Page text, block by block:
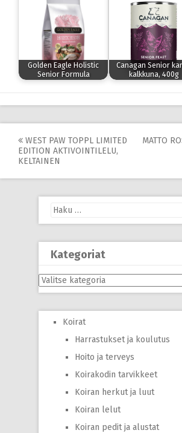
Golden Eagle Holistic
Senior Formula
Canagan Senior
kalkkuna, 400g
Post
navigation
WEST PAW TOPPL LIMITED
EDITION AKTIVOINTILELU,
KELTAINEN
MATTO
Haku:
Kategoriat
Kategoriat
Koirat
Harrastukset ja koulutus
Hoito ja terveys
Koirakodin tarvikkeet
Koiran herkut ja luut
Koiran lelut
Koiran pedit ja alustat